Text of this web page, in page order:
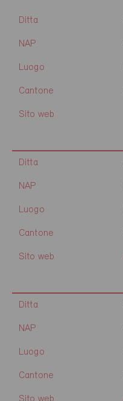
Ditta
NAP
Luogo
Cantone
Sito web
Ditta
NAP
Luogo
Cantone
Sito web
Ditta
NAP
Luogo
Cantone